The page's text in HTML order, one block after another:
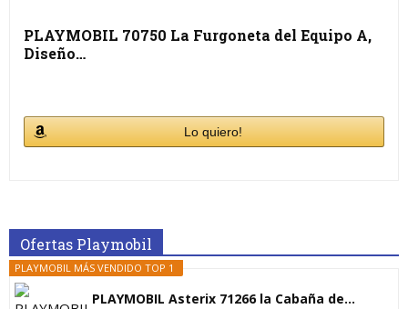
PLAYMOBIL 70750 La Furgoneta del Equipo A,
Diseño…
Lo quiero!
Ofertas Playmobil
PLAYMOBIL MÁS VENDIDO TOP 1
PLAYMOBIL Asterix 71266 la Cabaña de...